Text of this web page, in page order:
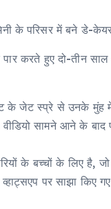
के परिसर में बने डे-
करते हुए दो-तीन
के जेट स्प्रे से उनके मुंह
सामने आने के बाद
के बच्चों के लिए है,
पर साझा किए